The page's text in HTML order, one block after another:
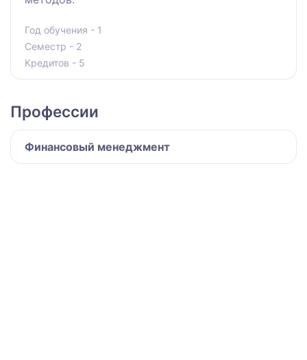
Год обучения - 1
Семестр - 2
Кредитов - 5
Профессии
Финансовый менеджмент